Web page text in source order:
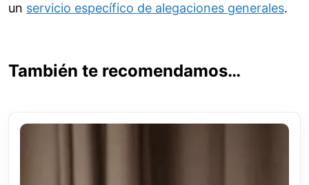
un servicio específico de alegaciones generales.
También te recomendamos…